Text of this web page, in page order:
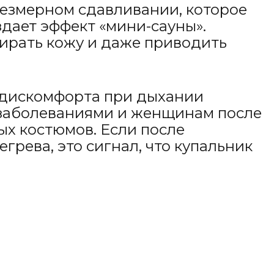
сдавливании, которое
эффект «мини-сауны».
кожу и даже приводить
при дыхании
и женщинам после
костюмов. Если после
это сигнал, что купальник